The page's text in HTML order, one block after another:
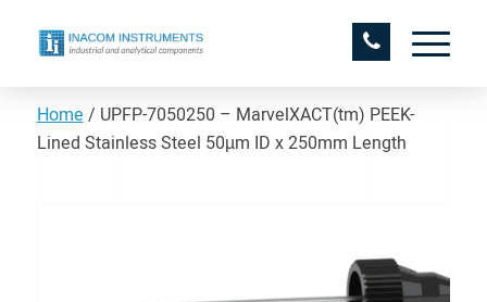
Home / UPFP-7050250 – MarvelXACT(tm) PEEK-
Lined Stainless Steel 50µm ID x 250mm Length